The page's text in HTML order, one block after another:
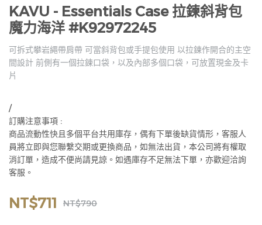
KAVU - Essentials Case 拉鍊斜背包
魔力海洋 #K92972245
可拆式攀岩繩帶肩帶 可當斜背包或手提包使用 以拉鍊作開合的主空
間設計 前側有一個拉鍊口袋，以及內部多個口袋，可放置現金及卡
片
/
訂購注意事項 :
商品流動性快且多個平台共用庫存，偶有下單後缺貨情形，客服人
員將立即與您聯繫交期或更換商品，如無法出貨，本公司將有權取
消訂單，造成不便尚請見諒。如遇庫存不足無法下單，亦歡迎洽詢
客服。
NT$711 NT$790